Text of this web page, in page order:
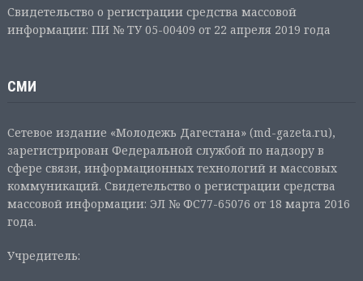
Свидетельство о регистрации средства массовой
информации: ПИ № ТУ 05-00409 от 22 апреля 2019 года
СМИ
Сетевое издание «Молодежь Дагестана» (md-gazeta.ru),
зарегистрирован Федеральной службой по надзору в
сфере связи, информационных технологий и массовых
коммуникаций. Свидетельство о регистрации средства
массовой информации: ЭЛ № ФС77-65076 от 18 марта 2016
года.
Учредитель: